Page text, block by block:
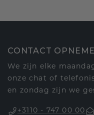
CONTACT
We zijn elke
onze chat of
en zondag zijn we
+3110 - 747 00 00